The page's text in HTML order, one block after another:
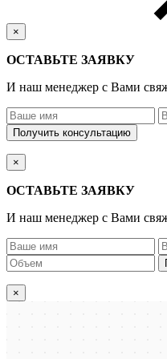
×
ОСТАВЬТЕ ЗАЯВКУ
И наш менеджер с Вами
×
ОСТАВЬТЕ ЗАЯВКУ
И наш менеджер с Вами
×